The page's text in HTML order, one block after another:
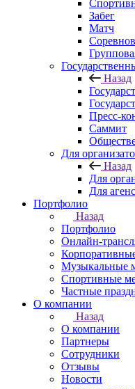
Забег
Матч
Назад
Пресс-
Саммит
Для
Назад
Для
Для
Портфолио
Назад
Портфолио
Онлайн-
Музыкальные
Спортивные
Частные
О компании
Назад
О компании
Партнеры
Сотрудники
Отзывы
Новости